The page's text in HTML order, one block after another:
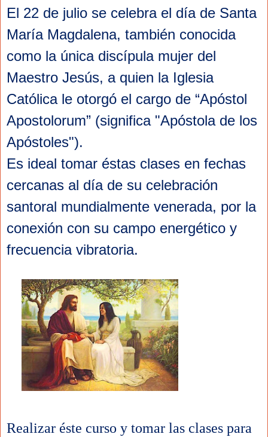
El 22 de julio se celebra el día de Santa
María Magdalena, también conocida
como la única discípula mujer del
Maestro Jesús, a quien la Iglesia
Católica le otorgó el cargo de “Apóstol
Apostolorum” (significa "Apóstola de los
Apóstoles").
Es ideal tomar éstas clases en fechas
cercanas al día de su celebración
santoral mundialmente venerada, por la
conexión con su campo energético y
frecuencia vibratoria.
Realizar éste curso y tomar las clases para